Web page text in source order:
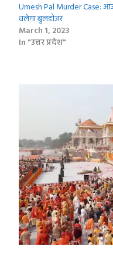
Umesh Pal Murder Case:
चलेगा बुलडोजर
March 1, 2023
In "उत्तर प्रदेश"